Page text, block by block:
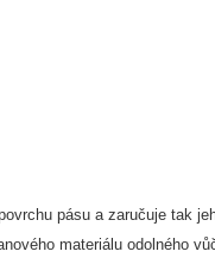
pásu a zaručuje tak
materiálu odolného